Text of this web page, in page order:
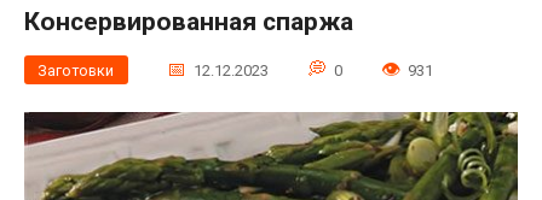
Консервированная спаржа
Заготовки 12.12.2023 0 931